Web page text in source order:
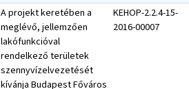
A projekt keretében a
meglévő, jellemzően
lakófunkcióval
rendelkező területek
szennyvízelvezetését
kívánja Budapest Főváros
KEHOP-2.2.4-15-
2016-00007